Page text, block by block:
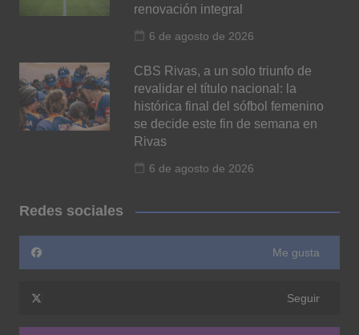
renovación integral
6 de agosto de 2026
CBS Rivas, a un solo triunfo de
revalidar el título nacional: la
histórica final del sófbol femenino
se decide este fin de semana en
Rivas
6 de agosto de 2026
Redes sociales
Me gusta
Seguir